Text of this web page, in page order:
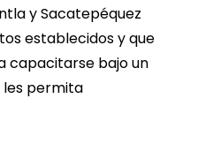
y Sacatepéquez
establecidos y que
capacitarse bajo un
les permita